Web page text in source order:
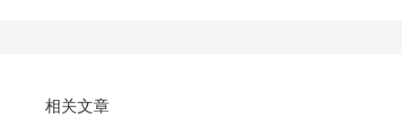
相关文章